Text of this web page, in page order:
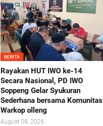
BERITA
Rayakan HUT IWO ke-14
Secara Nasional, PD IWO
Soppeng Gelar Syukuran
Sederhana bersama Komunitas
Warkop olleng
August 08, 2026